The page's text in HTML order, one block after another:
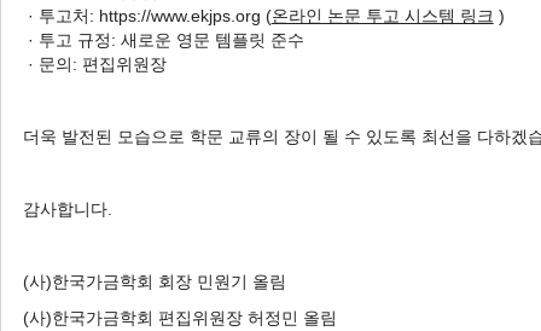
Youngho Lim , Chaeri Kim , Soyoung Jang
Young-uk Park
, Solhee Lee
Korean J. Poult. Sci. 2024;51(2):39-45.
· 투고처: https://www.ekjps.org (온라인 논문 투고 시스템 링크 )
· 투고 규정: 새로운 영문 템플릿 준수
· 문의: 편집위원장
더욱 발전된 모습으로 학문 교류의 장이 될 수 있도록 최선을 다하겠
감사합니다.
(사)한국가금학회 회장 민원기 올림
(사)한국가금학회 편집위원장 허정민 올림